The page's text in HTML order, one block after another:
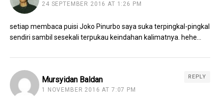
24 SEPTEMBER 2016 AT 1:26 PM
setiap membaca puisi Joko Pinurbo saya suka terpingkal-pingkal
sendiri sambil sesekali terpukau keindahan kalimatnya. hehe…
Mursyidan Baldan
1 NOVEMBER 2016 AT 7:07 PM
REPLY